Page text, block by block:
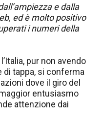
e dalla
ed è molto positivo
i numeri della
pur non avendo
di tappa, si conferma
dove il giro del
entusiasmo
attenzione dai